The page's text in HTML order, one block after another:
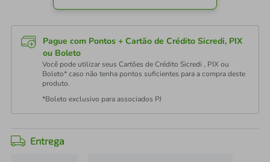
Pague com Pontos + Cartão de Crédito Sicredi, PIX
ou Boleto
Você pode utilizar seus Cartões de Crédito Sicredi , PIX ou
Boleto* caso não tenha pontos suficientes para a compra deste
produto.
*Boleto exclusivo para associados PJ
Entrega